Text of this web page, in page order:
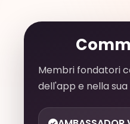
Membri fondatori
dell'app e nella